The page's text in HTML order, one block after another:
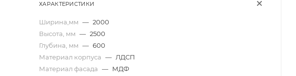
ХАРАКТЕРИСТИКИ
Ширина,мм — 2000
Высота, мм — 2500
Глубина, мм — 600
Материал корпуса — ЛДСП
Материал фасада — МДФ